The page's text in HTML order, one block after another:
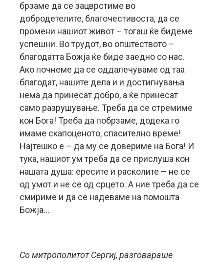
брзаме да се зацврстиме во
добродетелите, благочестивоста, да се
промени нашиот живот – тогаш ќе бидеме
успешни. Во трудот, во општеството –
благодатта Божја ќе биде заедно со нас.
Ако почнеме да се оддалечуваме од таа
благодат, нашите дела и и достигнувања
нема да принесат добро, а ќе принесат
само разрушување. Треба да се стремиме
кон Бога! Треба да побрзаме, додека го
имаме скапоценото, спасително време!
Најтешко е – да му се довериме на Бога! И
тука, нашиот ум треба да се прислуша кон
нашата душа: ересите и расколите – не се
од умот и не се од срцето. А ние треба да се
смириме и да се надеваме на помошта
Божја…
Со митрополитот Сергиј, разговараше